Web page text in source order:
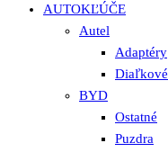
AUTOKĽÚČE
Autel
Adaptéry
Diaľkové
BYD
Ostatné
Puzdra